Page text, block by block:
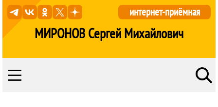
МИРОНОВ Сергей Михайлович
интернет-приёмная